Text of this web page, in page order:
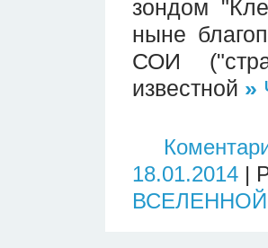
зондом
ныне
СОИ
известной »
18.01.2014 |
ВСЕЛЕННОЙ